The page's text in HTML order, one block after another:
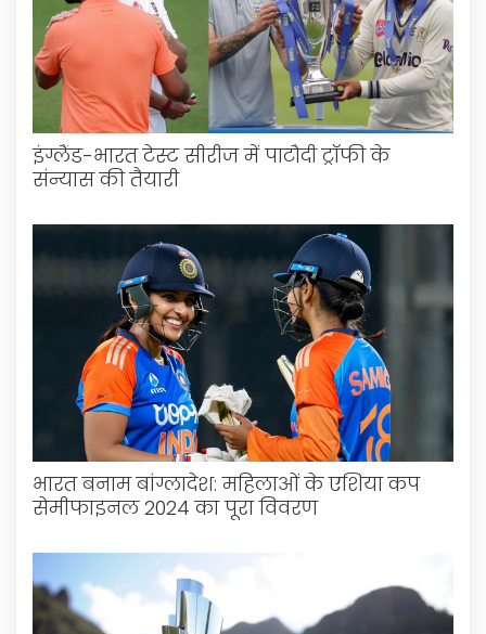
इंग्लैंड-भारत टेस्ट सीरीज में पाटौदी ट्रॉफी के
संन्यास की तैयारी
भारत बनाम बांग्लादेश: महिलाओं के एशिया कप
सेमीफाइनल 2024 का पूरा विवरण